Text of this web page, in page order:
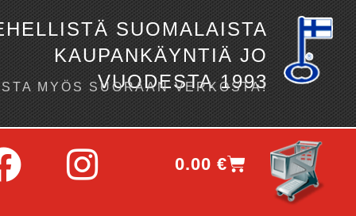
SUOMALAISTA
KAUPANKÄYNTIÄ JO
VUODESTA 1993
MYÖS SUORAAN VERKOSTA!
0.00€